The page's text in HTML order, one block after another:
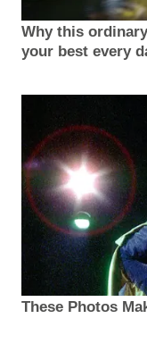
Why this
your best every
These Photos